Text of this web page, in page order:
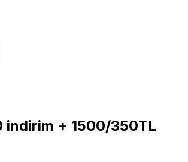
indirim + 1500/350TL